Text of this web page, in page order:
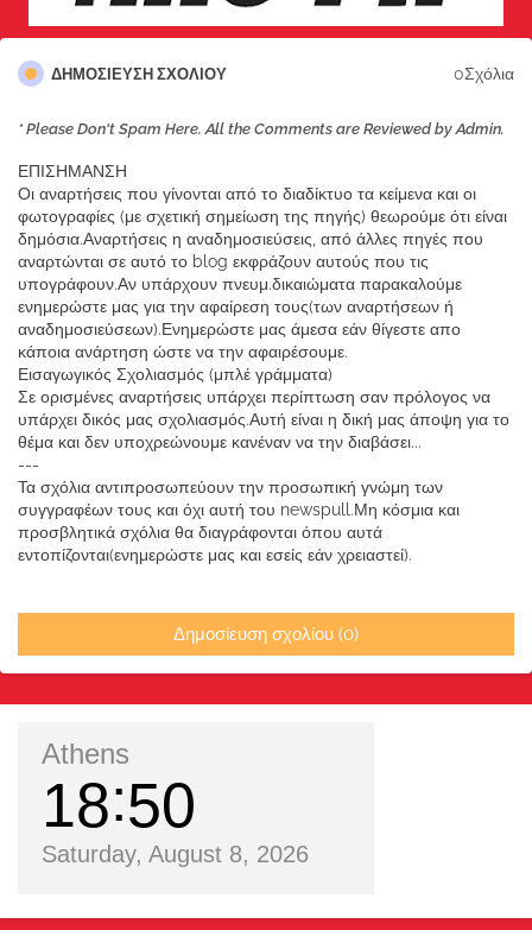
ΔΗΜΟΣΊΕΥΣΗ ΣΧΟΛΊΟΥ 0Σχόλια
* Please Don't Spam Here. All the Comments are Reviewed by Admin.
ΕΠΙΣΗΜΑΝΣΗ
Οι αναρτήσεις που γίνονται από το διαδίκτυο τα κείμενα και οι
φωτογραφίες (με σχετική σημείωση της πηγής) θεωρούμε ότι είναι
δημόσια.Αναρτήσεις η αναδημοσιεύσεις, από άλλες πηγές που
αναρτώνται σε αυτό το blog εκφράζουν αυτούς που τις
υπογράφουν.Αν υπάρχουν πνευμ.δικαιώματα παρακαλούμε
ενημερώστε μας για την αφαίρεση τους(των αναρτήσεων ή
αναδημοσιεύσεων).Ενημερώστε μας άμεσα εάν θίγεστε απο
κάποια ανάρτηση ώστε να την αφαιρέσουμε.
Εισαγωγικός Σχολιασμός (μπλέ γράμματα)
Σε ορισμένες αναρτήσεις υπάρχει περίπτωση σαν πρόλογος να
υπάρχει δικός μας σχολιασμός.Αυτή είναι η δική μας άποψη για το
θέμα και δεν υποχρεώνουμε κανέναν να την διαβάσει...
---
Τα σχόλια αντιπροσωπεύουν την προσωπική γνώμη των
συγγραφέων τους και όχι αυτή του newspull.Μη κόσμια και
προσβλητικά σχόλια θα διαγράφονται όπου αυτά
εντοπίζονται(ενημερώστε μας και εσείς εάν χρειαστεί).
Δημοσίευση σχολίου (0)
Athens
18 50
Saturday, August 8, 2026